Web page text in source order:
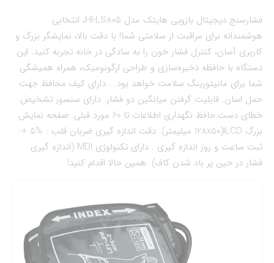
فشارسنج دیجیتال بازویی هایتک مدل HI-LS805، انتخابی
هوشمندانه برای مراقبت از سلامتی شما! با دقت بالا، نمایشگر بزرگ و
کاربری آسان، کنترل فشار خون را به سادگی در خانه تجربه کنید. این
دستگاه با حافظه ذخیره‌سازی و طراحی ارگونومیک، همراه همیشگی
شما برای مانیتورینگ سلامت خواهد بود. . دارای کیف محافظ جهت
حمل اسان. قابلیت گرفتن میانگین دو فشار. دارای سنسور تشخیص
خطای دست.حافظ نگهداری اطلاعات تا 60 مورد قبلی. صفحه نمایش
بزرگ LCDا(128x50 میلیمتر). دقت اندازه گیری ضربان قلب : %5 +-.
ثبت ساعت و روز اندازه گیری . داراي تكنولوژي MDI (اندازه گيري
فشار در حين پر باد شدن كاف) .همین حالا اقدام کنید!